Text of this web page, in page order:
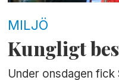
MILJÖ
Kungligt
Under onsdagen